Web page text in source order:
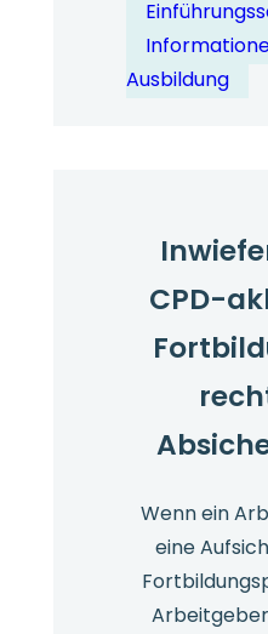
Ausbildung
CPD-
Wenn ein
eine